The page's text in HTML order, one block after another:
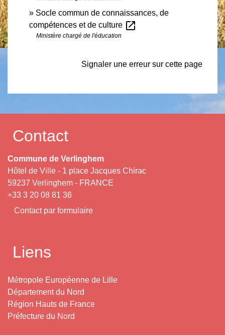
Socle commun de connaissances, de
compétences et de culture open_in_new
Ministère chargé de l'éducation
Signaler une erreur sur cette page
Contact
Commune de Verlinghem
Hôtel de Ville - 1 place Jacques Chirac
59237 Verlinghem - FRANCE
+33 3 20 08 81 36
Contact par formulaire
Liens
Métropole Européenne de Lille
Département du Nord
Région Hauts de France
Préfecture du Nord